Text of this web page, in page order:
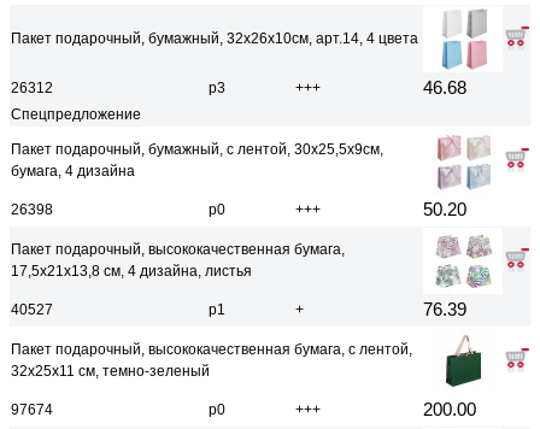
Пакет подарочный, бумажный, 32x26x10см, арт.14, 4 цвета
26312 р3 +++ 46.68
Спецпредложение
Пакет подарочный, бумажный, с лентой, 30x25,5x9см,
бумага, 4 дизайна
26398 р0 +++ 50.20
Пакет подарочный, высококачественная бумага,
17,5x21x13,8 см, 4 дизайна, листья
40527 р1 + 76.39
Пакет подарочный, высококачественная бумага, с лентой,
32x25x11 см, темно-зеленый
97674 р0 +++ 200.00